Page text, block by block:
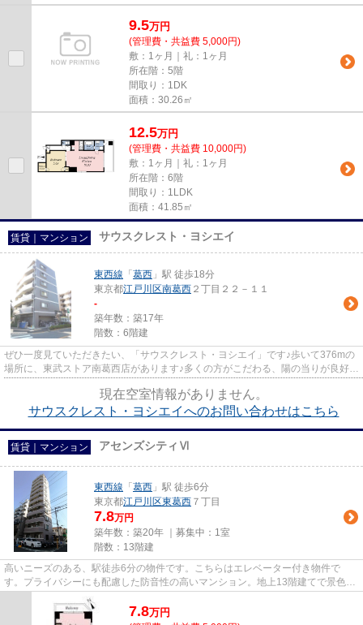
9.5万円
(管理費・共益費 5,000円)
敷：1ヶ月｜礼：1ヶ月
所在階：5階
間取り：1DK
面積：30.26㎡
12.5万円
(管理費・共益費 10,000円)
敷：1ヶ月｜礼：1ヶ月
所在階：6階
間取り：1LDK
面積：41.85㎡
賃貸｜マンション サウスクレスト・ヨシエイ
東西線 「 葛西 」駅 徒歩18分
東京都江戸川区南葛西 ２丁目２２－１１
-
築年数：築17年
階数：6階建
ぜひ一度見ていただきたい、「サウスクレスト・ヨシエイ」です♪歩いて376mの
場所に、東武ストア南葛西店があります♪多くの方がこだわる、陽の当りが良好で
現在空室情報がありません。
サウスクレスト・ヨシエイへのお問い合わせはこちら
賃貸｜マンション アセンズシティⅥ
東西線 「 葛西 」駅 徒歩6分
東京都江戸川区東葛西 ７丁目
7.8万円
築年数：築20年 ｜募集中： 1室
階数：13階建
高いニーズのある、駅徒歩6分の物件です。こちらはエレベーター付き物件で
す。プライバシーにも配慮した防音性の高いマンション。地上13階建てで景色も
良く、多数のお問い合わせをいた...
7.8万円